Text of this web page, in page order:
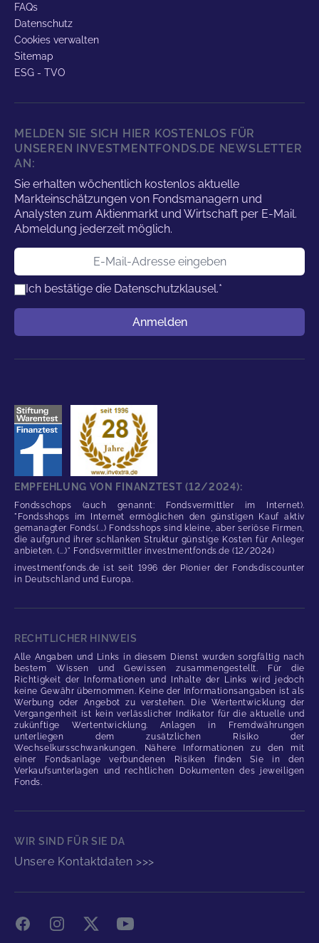
FAQs
Datenschutz
Cookies verwalten
Sitemap
ESG - TVO
MELDEN SIE SICH HIER KOSTENLOS FÜR
UNSEREN INVESTMENTFONDS.DE NEWSLETTER
AN:
Sie erhalten wöchentlich kostenlos aktuelle
Markteinschätzungen von Fondsmanagern und
Analysten zum Aktienmarkt und Wirtschaft per E-Mail.
Abmeldung jederzeit möglich.
E-Mail-Adresse
Ich bestätige die Datenschutzklausel.*
Anmelden
EMPFEHLUNG VON FINANZTEST (12/2024):
Fondsschops (auch genannt: Fondsvermittler im Internet).
"Fondsshops im Internet ermöglichen den günstigen Kauf aktiv
gemanagter Fonds(...) Fondsshops sind kleine, aber seriöse Firmen,
die aufgrund ihrer schlanken Struktur günstige Kosten für Anleger
anbieten. (...)" Fondsvermittler investmentfonds.de (12/2024)
investmentfonds.de ist seit 1996 der Pionier der Fondsdiscounter
in Deutschland und Europa.
RECHTLICHER HINWEIS
Alle Angaben und Links in diesem Dienst wurden sorgfältig nach
bestem Wissen und Gewissen zusammengestellt. Für die
Richtigkeit der Informationen und Inhalte der Links wird jedoch
keine Gewähr übernommen. Keine der Informationsangaben ist als
Werbung oder Angebot zu verstehen. Die Wertentwicklung der
Vergangenheit ist kein verlässlicher Indikator für die aktuelle und
zukünftige Wertentwicklung. Anlagen in Fremdwährungen
unterliegen dem zusätzlichen Risiko der
Wechselkursschwankungen. Nähere Informationen zu den mit
einer Fondsanlage verbundenen Risiken finden Sie in den
Verkaufsunterlagen und rechtlichen Dokumenten des jeweiligen
Fonds.
WIR SIND FÜR SIE DA
Unsere Kontaktdaten >>>
FacebookInstagram
X YouTube